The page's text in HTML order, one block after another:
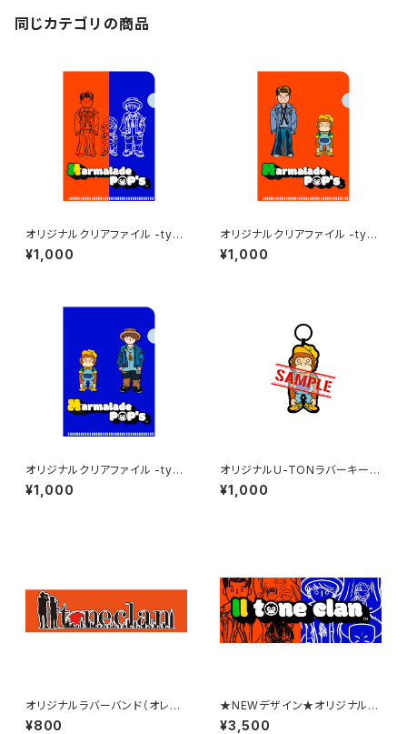
同じカテゴリの商品
オリジナルクリアファイル -typ
e Marmalade-
¥1,000
オリジナルクリアファイル -typ
e Orange-
¥1,000
オリジナルクリアファイル -typ
e Blue-
¥1,000
オリジナルU-TONラバーキー
ホルダー
¥1,000
オリジナルラバーバンド（オレン
ジ）
¥800
★NEWデザイン★オリジナルフ
ェイスタオル
¥3,500